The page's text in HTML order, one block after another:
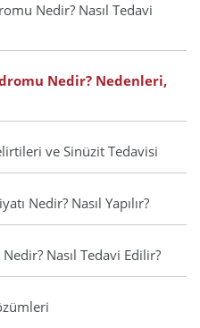
Nedir? Nasıl Tedavi
Nedir? Nedenleri,
ve Sinüzit Tedavisi
Nedir? Nasıl Yapılır?
Nasıl Tedavi Edilir?